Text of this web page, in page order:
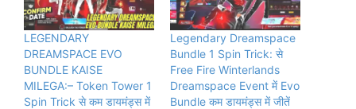
LEGENDARY
DREAMSPACE EVO
BUNDLE KAISE
MILEGA:– Token Tower 1
Spin Trick से कम डायमंड्स में
Legendary Dreamspace
Bundle 1 Spin Trick: से
Free Fire Winterlands
Dreamspace Event में Evo
Bundle कम डायमंड्स में जीतें